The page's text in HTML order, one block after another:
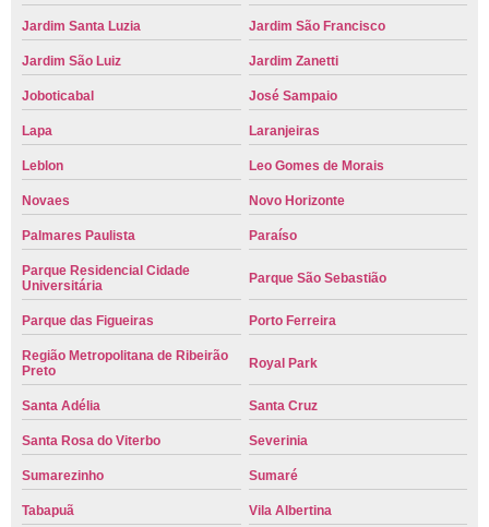
Jardim Santa Luzia Jardim São Francisco
Jardim São Luiz Jardim Zanetti
Joboticabal José Sampaio
Lapa Laranjeiras
Leblon Leo Gomes de Morais
Novaes Novo Horizonte
Palmares Paulista Paraíso
Parque Residencial Cidade
Universitária
Parque São Sebastião
Parque das Figueiras Porto Ferreira
Região Metropolitana de Ribeirão
Preto
Royal Park
Santa Adélia Santa Cruz
Santa Rosa do Viterbo Severinia
Sumarezinho Sumaré
Tabapuã Vila Albertina